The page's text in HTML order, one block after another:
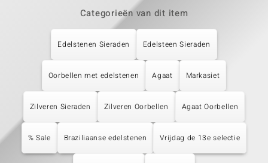
Categorieën van dit item
Edelstenen Sieraden Edelsteen Sieraden
Oorbellen met edelstenen Agaat Markasiet
Zilveren Sieraden Zilveren Oorbellen Agaat Oorbellen
% Sale Braziliaanse edelstenen Vrijdag de 13e selectie